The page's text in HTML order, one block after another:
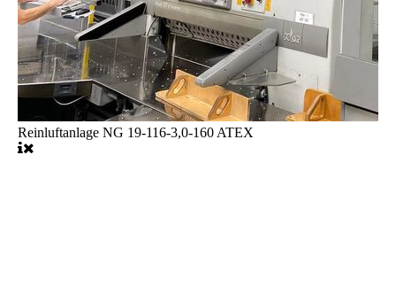
Reinluftanlage NG 19-116-3,0-160 ATEX